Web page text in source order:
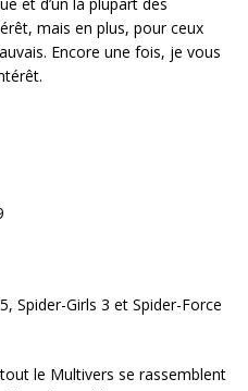
mais en plus, pour ceux
Encore une fois, je vous
Spider-Girls 3 et Spider-Force
le Multivers se rassemblent